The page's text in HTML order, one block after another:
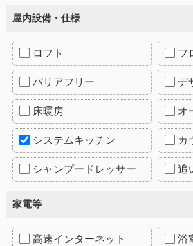
屋内設備・仕様
ロフト フ
バリアフリー デ
床暖房 オ
システムキッチン カ
シャンプードレッサー 追
家電等
高速インターネット 浴